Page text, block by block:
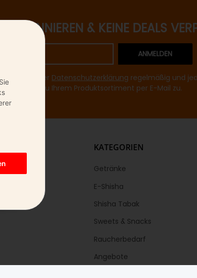
ABONNIEREN & KEINE DEALS
Ihrer Datenschutzerklärung regelmäßig und
zu Ihrem Produktsortiment per E-Mail zu.
ANMELDEN
KATEGORIEN
Getränke
E-Shisha
Shisha Tabak
Sweets & Snacks
Raucherbedarf
Angebote